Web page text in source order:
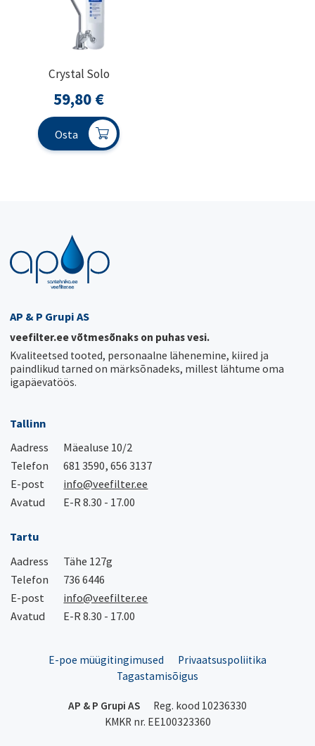
Crystal Solo
59,80 €
Osta
AP & P Grupi AS
veefilter.ee võtmesõnaks on puhas vesi.
Kvaliteetsed tooted, personaalne lähenemine, kiired ja
paindlikud tarned on märksõnadeks, millest lähtume oma
igapäevatöös.
Tallinn
Aadress
Mäealuse 10/2
Telefon
681 3590, 656 3137
E-post
info@veefilter.ee
Avatud
E-R 8.30 - 17.00
Tartu
Aadress
Tähe 127g
Telefon
736 6446
E-post
info@veefilter.ee
Avatud
E-R 8.30 - 17.00
E-poe müügitingimused
Privaatsuspoliitika
Tagastamisõigus
AP & P Grupi AS
Reg. kood 10236330
KMKR nr. EE100323360